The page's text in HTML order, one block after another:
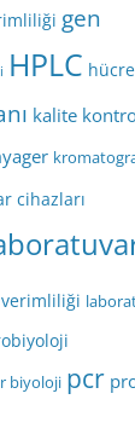
gen
HPLC hücre
kalite
cihazları
biyoloji pcr